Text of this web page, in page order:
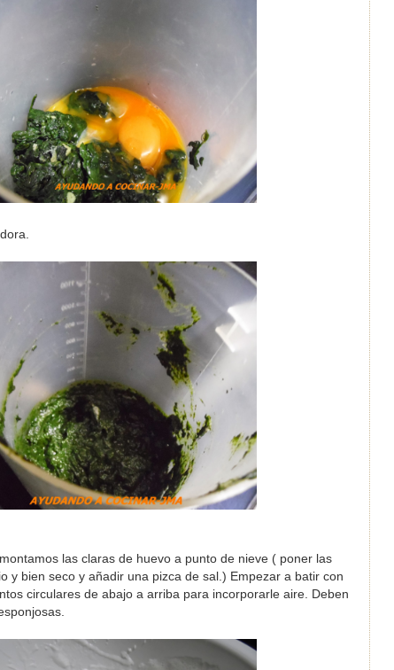
las claras de huevo a punto de nieve ( poner las
y bien seco y añadir una pizca de sal.) Empezar a batir con
circulares de abajo a arriba para incorporarle aire. Deben